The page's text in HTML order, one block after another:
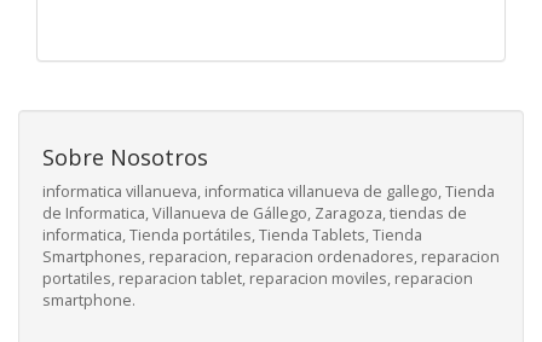
Sobre Nosotros
informatica villanueva, informatica villanueva de gallego, Tienda
de Informatica, Villanueva de Gállego, Zaragoza, tiendas de
informatica, Tienda portátiles, Tienda Tablets, Tienda
Smartphones, reparacion, reparacion ordenadores, reparacion
portatiles, reparacion tablet, reparacion moviles, reparacion
smartphone.